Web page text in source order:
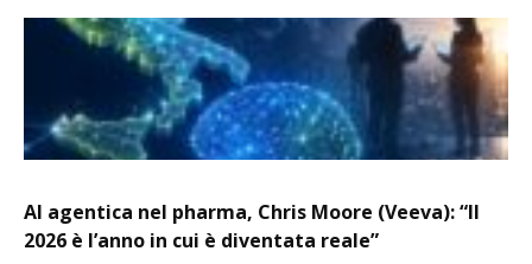
AI agentica nel pharma, Chris Moore (Veeva): “Il
2026 è l’anno in cui è diventata reale”